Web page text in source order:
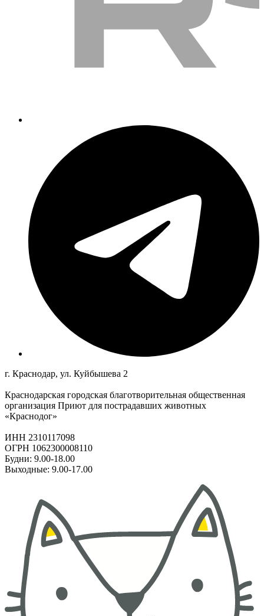
г. Краснодар, ул. Куйбышева 2
Краснодарская городская благотворительная общественная
организация Приют для пострадавших животных
«Краснодог»
ИНН 2310117098
ОГРН 1062300008110
Будни: 9.00-18.00
Выходные: 9.00-17.00